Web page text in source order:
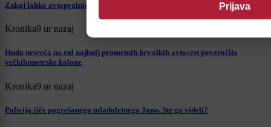
Zakaj lahko avtopralnice kljub suši še vedno obratujejo?
Kronika9 ur nazaj
Huda nesreča na eni najbolj prometnih hrvaških avtocest povzročila
večkilometrske kolone
Kronika9 ur nazaj
Policija išče pogrešanega mladoletnega Jona. Ste ga videli?